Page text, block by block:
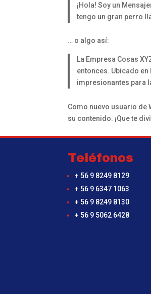
¡Hola! Soy un
tengo un gran perro
… o algo así:
La Empresa Cosas
entonces. Ubicado en
impresionantes para
Como nuevo usuario de
su contenido. ¡Que te
Teléfonos
+ 56 9 8249 8129
+ 56 9 6347 1063
+ 56 9 8249 8130
+ 56 9 5062 6428